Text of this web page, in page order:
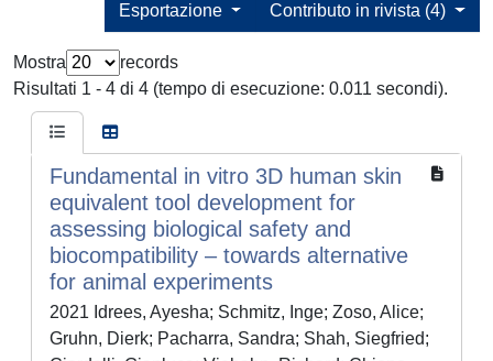
Contributo in rivista (4)
Esportazione
Mostra
records
Risultati 1 - 4 di 4 (tempo di esecuzione: 0.011 secondi).
Fundamental in vitro 3D human skin
equivalent tool development for
assessing biological safety and
biocompatibility – towards alternative
for animal experiments
2021 Idrees, Ayesha; Schmitz, Inge; Zoso, Alice;
Gruhn, Dierk; Pacharra, Sandra; Shah, Siegfried;